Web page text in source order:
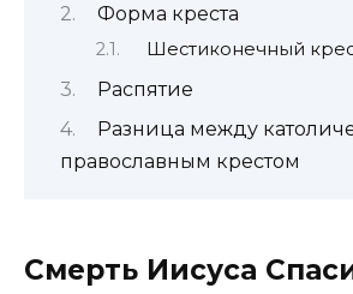
Форма креста
Шестиконечный
Распятие
Разница между
православным крестом
Смерть Иисуса